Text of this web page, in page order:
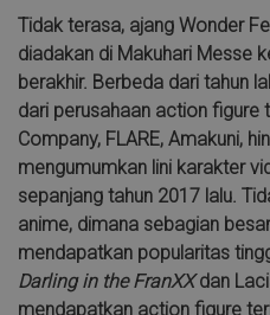
Tidak terasa, ajang Wonder
diadakan di Makuhari Messe
berakhir. Berbeda dari tahun
dari perusahaan action
Company, FLARE, Amakuni,
mengumumkan lini karakter
sepanjang tahun 2017 lalu.
anime, dimana sebagian
mendapatkan popularitas
Darling in the FranXXdan
mendapatkan action figure